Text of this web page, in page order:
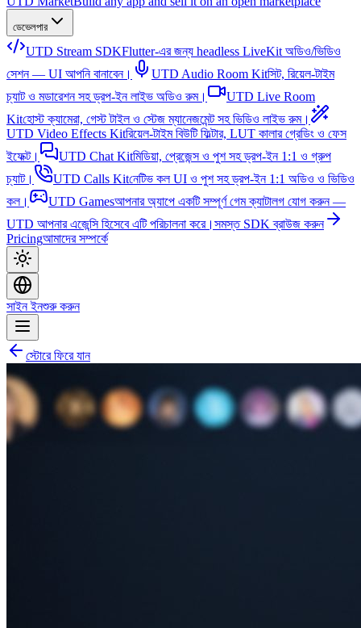
ডেভেলপার
UTD Stream SDKFlutter-এর জন্য headless LiveKit অডিও/ভিডিও
সেশন — UI আপনি বানাবেন।
UTD Audio Room Kitসিট, রিয়েল-টাইম
চ্যাট ও মডারেশন সহ ড্রপ-ইন লাইভ অডিও রুম।
UTD Live Room
Kitহোস্ট ক্যামেরা, গেস্ট টাইল ও স্টেজ ম্যানেজমেন্ট সহ ভিডিও লাইভ রুম।
UTD Video Effects Kitরিয়েল-টাইম বিউটি ফিল্টার, LUT কালার গ্রেডিং ও ফেস
ইফেক্ট।
UTD Chat Kitমিডিয়া, প্রেজেন্স ও পুশ সহ ড্রপ-ইন 1:1 ও গ্রুপ
চ্যাট।
UTD Calls Kitনেটিভ কল UI ও পুশ সহ ড্রপ-ইন 1:1 অডিও ও ভিডিও
কল।
UTD Gamesআপনার অ্যাপে একটি সম্পূর্ণ গেম ক্যাটালগ যোগ করুন —
UTD আপনার এজেন্সি হিসেবে এটি পরিচালনা করে। সমস্ত SDK ব্রাউজ করুন
Pricingআমাদের সম্পর্কে
সাইন ইনশুরু করুন
স্টোরে ফিরে যান